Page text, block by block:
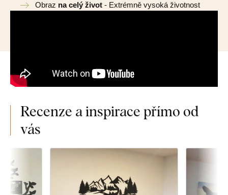
Obraz na celý život - Extrémně vysoká životnost
Recenze a inspirace přímo od
vás